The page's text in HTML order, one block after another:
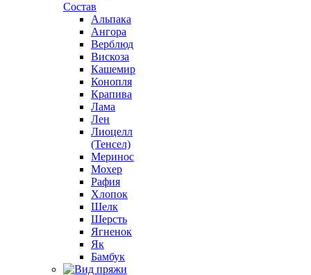
Состав
Альпака
Ангора
Верблюд
Вискоза
Кашемир
Конопля
Крапива
Лама
Лен
Лиоцелл
(Тенсел)
Меринос
Мохер
Рафия
Хлопок
Шелк
Шерсть
Ягненок
Як
Бамбук